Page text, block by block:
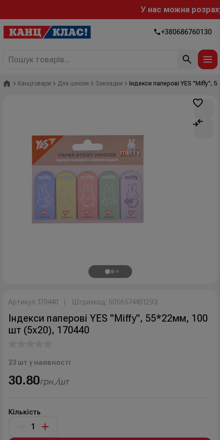
У нас можна
+380686760130
Головна
Канцтовари Для школи Закладки Індекси паперові YES
Артикул: 170440 Штрихкод: 5056574451293
Індекси паперові YES "Miffy", 55*22мм, 100
шт (5x20), 170440
23 шт у наявності
30.80грн./шт
Кількість